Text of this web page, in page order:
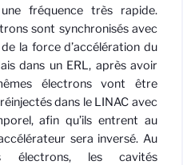
fréquence très rapide.
sont synchronisés avec
la force d’accélération du
dans un ERL, après avoir
électrons vont être
dans le LINAC avec
afin qu’ils entrent au
sera inversé. Au
électrons, les cavités